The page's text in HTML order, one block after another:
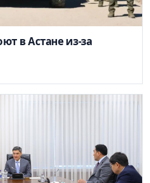
в Астане из-за